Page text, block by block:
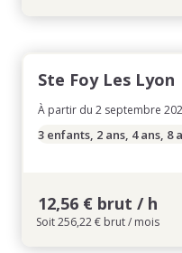
Ste Foy Les Lyon
À partir du 2 septembre
3 enfants, 2 ans, 4 ans, 8
12,56 € brut / h
Soit 256,22 € brut / mois